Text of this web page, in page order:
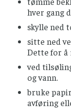
hver gang
skylle ned
sitte ned
Dette for å
ved
og vann.
bruke
avføring